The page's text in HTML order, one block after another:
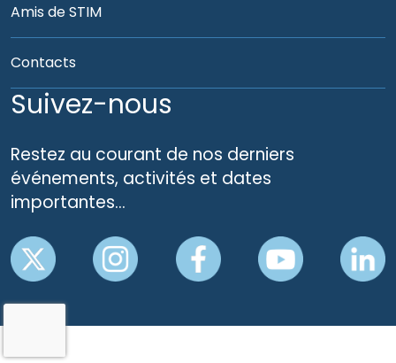
Amis de STIM
Contacts
Suivez-nous
Restez au courant de nos derniers
événements, activités et dates
importantes…